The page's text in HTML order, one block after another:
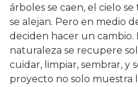
árboles se caen, el cielo
se alejan. Pero en medio
deciden hacer un cambio.
naturaleza se recupere
cuidar, limpiar, sembrar, y
proyecto no solo muestra